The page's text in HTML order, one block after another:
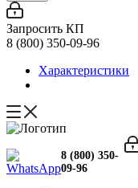
Запросить КП
8 (800) 350-09-96
Характеристики
8 (800) 350-
09-96